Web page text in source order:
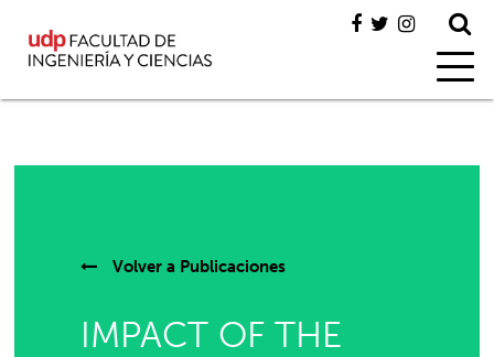
Volver a Publicaciones
IMPACT OF THE